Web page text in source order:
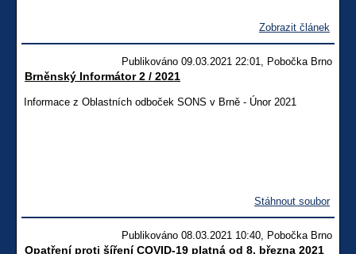
Zobrazit článek
Publikováno 09.03.2021 22:01, Pobočka Brno
Brněnský Informátor 2 / 2021
Informace z Oblastních odboček SONS v Brně - Únor 2021
Stáhnout soubor
Publikováno 08.03.2021 10:40, Pobočka Brno
Opatření proti šíření COVID-19 platná od 8. března 2021